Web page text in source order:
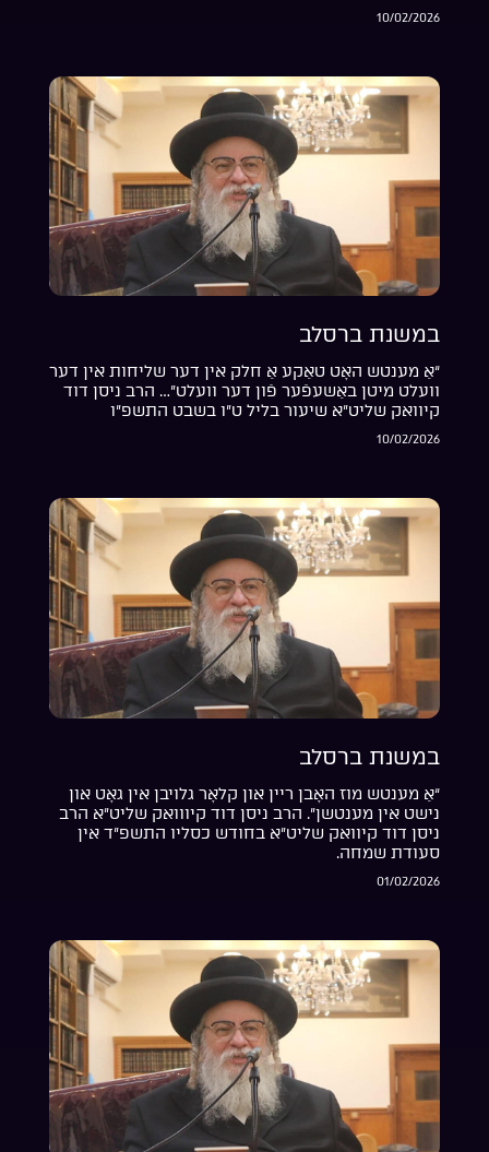
10/02/2026
במשנת ברסלב
“אַ מענטש האָט טאַקע אַ חלק אין דער שליחות אין דער
וועלט מיטן באַשעפֿער פֿון דער וועלט”… הרב ניסן דוד
קיוואק שליט”א שיעור בליל ט”ו בשבט התשפ”ו
10/02/2026
במשנת ברסלב
“אַ מענטש מוז האָבן ריין און קלאָר גלויבן אין גאָט און
נישט אין מענטשן”. הרב ניסן דוד קיווואק שליט”א הרב
ניסן דוד קיוואק שליט”א בחודש כסליו התשפ”ד אין
סעודת שמחה.
01/02/2026